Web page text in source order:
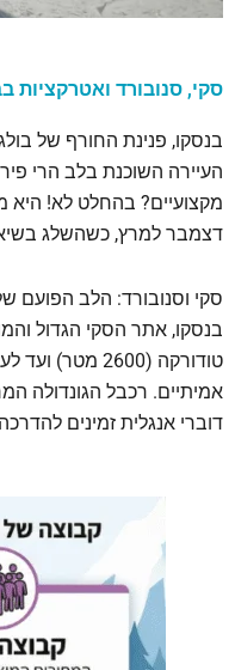
סקי, סנובורד ואטרקציות
בנסקו, פנינת החורף של
העיירה השוכנת בלב הרי
מקצועיים? בהחלט לא! היא
דצמבר למרץ, כשהשלג
סקי וסנובורד: הלב הפועם
טודורקה
אמיתיים. רכבל הגונדולה
דוברי אנגלית זמינים